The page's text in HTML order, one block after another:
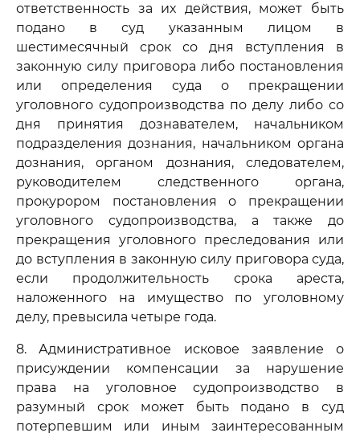
ответственность за их действия, может быть
подано в суд указанным лицом в
шестимесячный срок со дня вступления в
законную силу приговора либо постановления
или определения суда о прекращении
уголовного судопроизводства по делу либо со
дня принятия дознавателем, начальником
подразделения дознания, начальником органа
дознания, органом дознания, следователем,
руководителем следственного органа,
прокурором постановления о прекращении
уголовного судопроизводства, а также до
прекращения уголовного преследования или
до вступления в законную силу приговора суда,
если продолжительность срока ареста,
наложенного на имущество по уголовному
делу, превысила четыре года.
8. Административное исковое заявление о
присуждении компенсации за нарушение
права на уголовное судопроизводство в
разумный срок может быть подано в суд
потерпевшим или иным заинтересованным